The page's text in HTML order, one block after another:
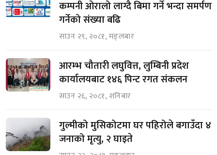
कम्पनी ओरालो लाग्दै बिमा गर्ने भन्दा समर्पण
गर्नेको संख्या बढि
साउन २९, २०८१, मङ्लबार
आरम्भ चौतारी लघुवित्त, लुम्बिनी प्रदेश
कार्यालयबाट १४६ पिन्ट रगत संकलन
साउन २६, २०८१, शनिबार
गुल्मीको मुसिकोटमा घर पहिरोले बगाउँदा ४
जनाको मृत्यु, २ घाइते